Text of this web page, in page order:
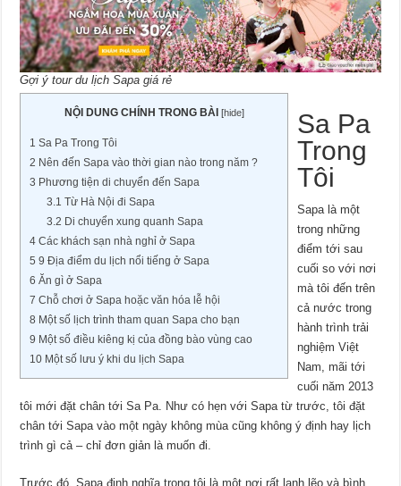
Gợi ý tour du lịch Sapa giá rẻ
NỘI DUNG CHÍNH TRONG BÀI [hide]
1 Sa Pa Trong Tôi
2 Nên đến Sapa vào thời gian nào trong năm ?
3 Phương tiện di chuyển đến Sapa
3.1 Từ Hà Nội đi Sapa
3.2 Di chuyển xung quanh Sapa
4 Các khách sạn nhà nghỉ ở Sapa
5 9 Địa điểm du lịch nổi tiếng ở Sapa
6 Ăn gì ở Sapa
7 Chỗ chơi ở Sapa hoặc văn hóa lễ hội
8 Một số lịch trình tham quan Sapa cho bạn
9 Một số điều kiêng kị của đồng bào vùng cao
10 Một số lưu ý khi du lịch Sapa
Sa Pa
Trong
Tôi
Sapa là một
trong những
điểm tới sau
cuối so với nơi
mà tôi đến trên
cả nước trong
hành trình trải
nghiệm Việt
Nam, mãi tới
cuối năm 2013
tôi mới đặt chân tới Sa Pa. Như có hẹn với Sapa từ trước, tôi đặt
chân tới Sapa vào một ngày không mùa cũng không ý định hay lịch
trình gì cả – chỉ đơn giản là muốn đi.
Trước đó, Sapa định nghĩa trong tôi là một nơi rất lạnh lẽo và bình